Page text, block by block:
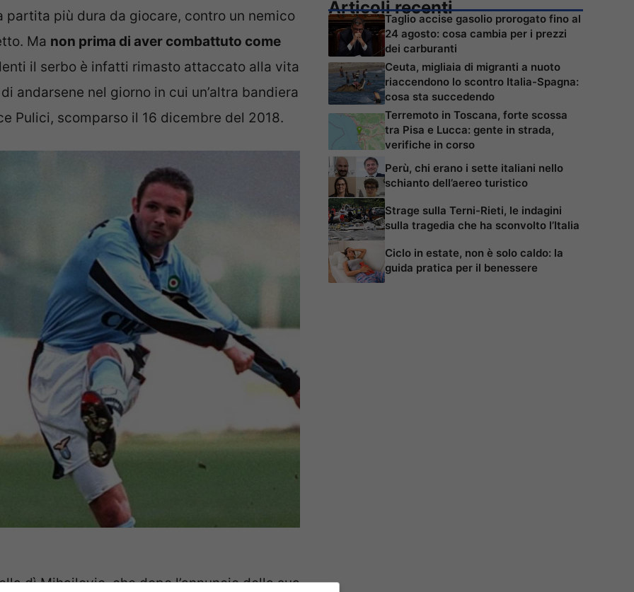
partita più dura da giocare, contro un nemico
Ma non prima di aver combattuto come
il serbo è infatti rimasto attaccato alla vita
andarsene nel giorno in cui un’altra bandiera
Pulici, scomparso il 16 dicembre del 2018.
dì Mihajlovic, che dopo l’annuncio della sua
Articoli recenti
Taglio accise gasolio prorogato fino al
24 agosto: cosa cambia per i prezzi
dei carburanti
Ceuta, migliaia di migranti a nuoto
riaccendono lo scontro Italia-Spagna:
cosa sta succedendo
Terremoto in Toscana, forte scossa
tra Pisa e Lucca: gente in strada,
verifiche in corso
Perù, chi erano i sette italiani nello
schianto dell’aereo turistico
Strage sulla Terni-Rieti, le indagini
sulla tragedia che ha sconvolto l’Italia
Ciclo in estate, non è solo caldo: la
guida pratica per il benessere